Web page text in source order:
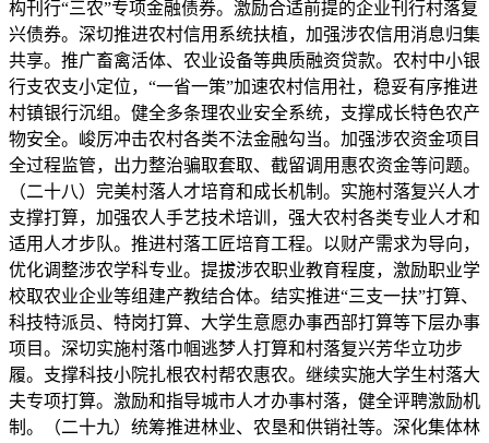
构刊行“三农”专项金融债券。激励合适前提的企业刊行村落复
兴债券。深切推进农村信用系统扶植，加强涉农信用消息归集
共享。推广畜禽活体、农业设备等典质融资贷款。农村中小银
行支农支小定位，“一省一策”加速农村信用社，稳妥有序推进
村镇银行沉组。健全多条理农业安全系统，支撑成长特色农产
物安全。峻厉冲击农村各类不法金融勾当。加强涉农资金项目
全过程监管，出力整治骗取套取、截留调用惠农资金等问题。
（二十八）完美村落人才培育和成长机制。实施村落复兴人才
支撑打算，加强农人手艺技术培训，强大农村各类专业人才和
适用人才步队。推进村落工匠培育工程。以财产需求为导向，
优化调整涉农学科专业。提拔涉农职业教育程度，激励职业学
校取农业企业等组建产教结合体。结实推进“三支一扶”打算、
科技特派员、特岗打算、大学生意愿办事西部打算等下层办事
项目。深切实施村落巾帼逃梦人打算和村落复兴芳华立功步
履。支撑科技小院扎根农村帮农惠农。继续实施大学生村落大
夫专项打算。激励和指导城市人才办事村落，健全评聘激励机
制。（二十九）统筹推进林业、农垦和供销社等。深化集体林